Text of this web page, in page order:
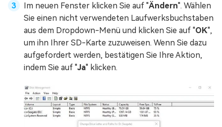
Im neuen Fenster klicken Sie auf "Ändern". Wählen
Sie einen nicht verwendeten Laufwerksbuchstaben
aus dem Dropdown-Menü und klicken Sie auf "OK",
um ihn Ihrer SD-Karte zuzuweisen. Wenn Sie dazu
aufgefordert werden, bestätigen Sie Ihre Aktion,
indem Sie auf "Ja" klicken.